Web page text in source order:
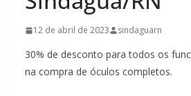
12 de abril de 2023 sindaguarn
30% de desconto para todos os
na compra de óculos completos.